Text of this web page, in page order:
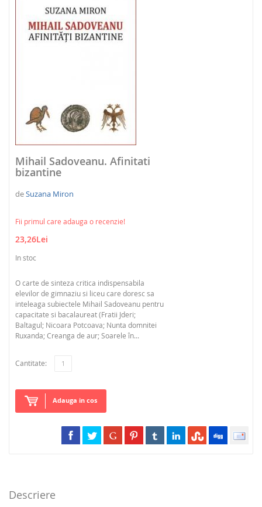
Mihail Sadoveanu. Afinitati
bizantine
deSuzana Miron
Fii primul care adauga o recenzie!
23,26Lei
In stoc
O carte de sinteza critica indispensabila
elevilor de gimnaziu si liceu care doresc sa
inteleaga subiectele Mihail Sadoveanu pentru
capacitate si bacalaureat (Fratii Jderi;
Baltagul; Nicoara Potcoava; Nunta domnitei
Ruxanda; Creanga de aur; Soarele în...
Cantitate:
Adauga in cos
Descriere